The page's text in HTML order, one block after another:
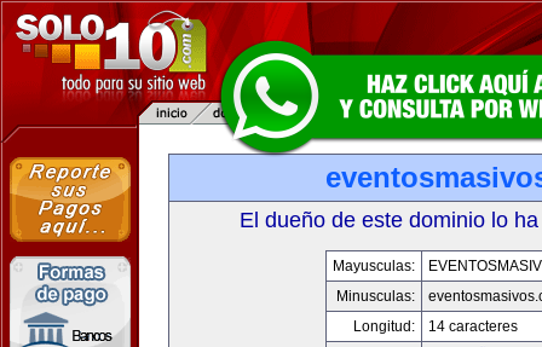
El dueño de este dominio lo
Mayusculas:
Minusculas:
Longitud:
14 caracteres